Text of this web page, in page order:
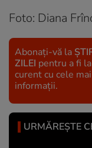
Foto: Diana
Abonați-vă la
ZILEI pentru a fi la
curent cu cele
informații.
URMĂREȘTE